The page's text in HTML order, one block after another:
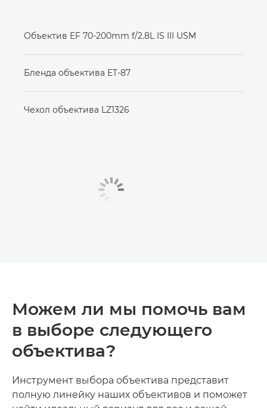
Объектив EF 70-200mm f/2.8L IS III USM
Бленда объектива ET-87
Чехол объектива LZ1326
Можем ли мы помочь вам
в выборе следующего
объектива?
Инструмент выбора объектива представит
полную линейку наших объективов и поможет